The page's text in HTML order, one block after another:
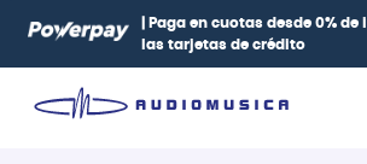
Paga conhasta 12 cuotas sin interesescon
Diners, BBVA e Interbank